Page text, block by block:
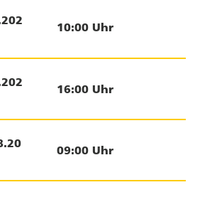
10:00 Uhr
16:00 Uhr
09:00 Uhr